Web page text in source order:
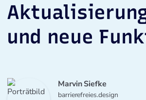
und neue
Marvin Siefke
barrierefreies.design